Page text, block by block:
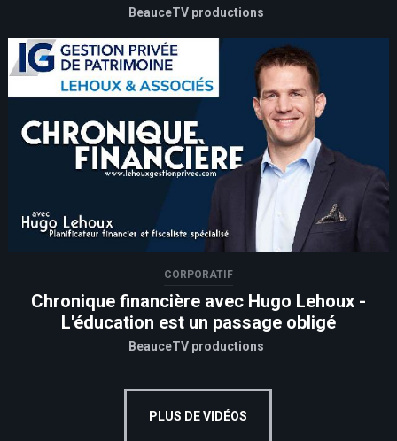
BeauceTV productions
CORPORATIF
Chronique financière avec Hugo Lehoux -
L'éducation est un passage obligé
BeauceTV productions
PLUS DE VIDÉOS